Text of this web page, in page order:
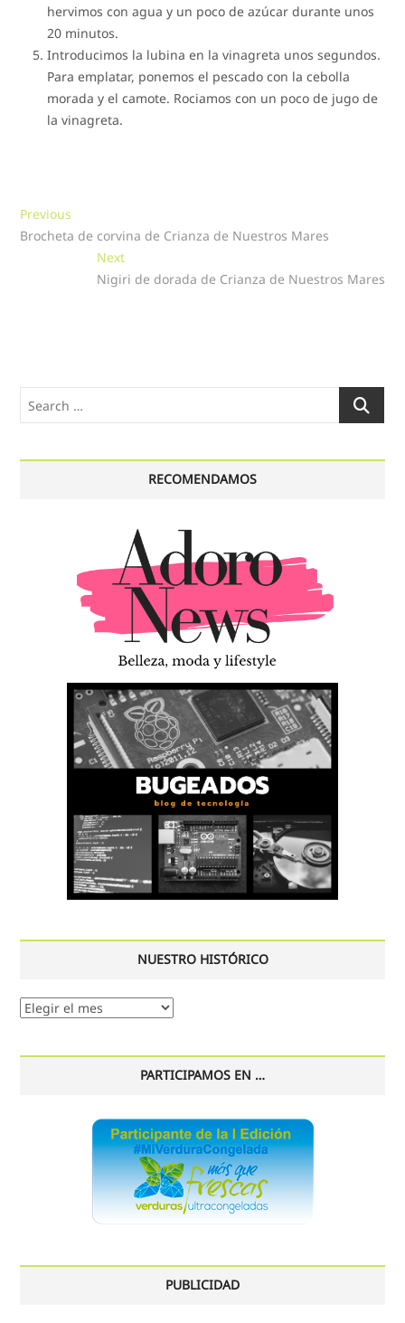
hervimos con agua y un poco de azúcar durante unos
20 minutos.
Introducimos la lubina en la vinagreta unos segundos.
Para emplatar, ponemos el pescado con la cebolla
morada y el camote. Rociamos con un poco de jugo de
la vinagreta.
Navegación
de
entradas
Previous
post:
Brocheta de corvina de Crianza de Nuestros Mares
NextNext
post:
Nigiri de dorada de Crianza de Nuestros Mares
Search
…
RECOMENDAMOS
NUESTRO HISTÓRICO
Nuestro
PARTICIPAMOS EN …
PUBLICIDAD